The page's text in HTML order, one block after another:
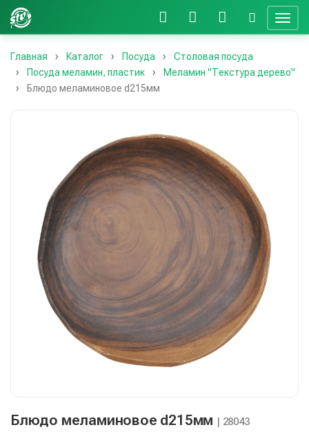
Главная Каталог Посуда
Столовая посуда
Посуда меламин, пластик
Меламин "Текстура дерево"
Блюдо меламиновое d215мм
Блюдо меламиновое d215мм | 28043